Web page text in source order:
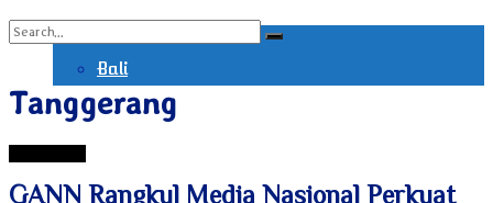
Bali
No Result
Tanggerang
GANN Rangkul Media Nasional Perkuat